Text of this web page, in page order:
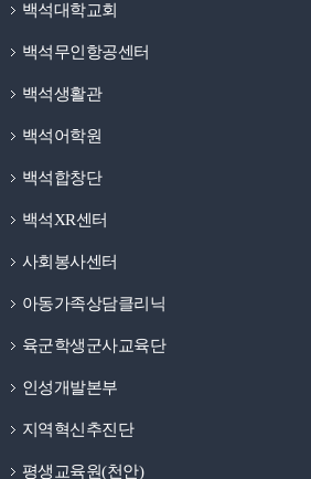
백석대학교회
백석무인항공센터
백석생활관
백석어학원
백석합창단
백석XR센터
사회봉사센터
아동가족상담클리닉
육군학생군사교육단
인성개발본부
지역혁신추진단
평생교육원(천안)